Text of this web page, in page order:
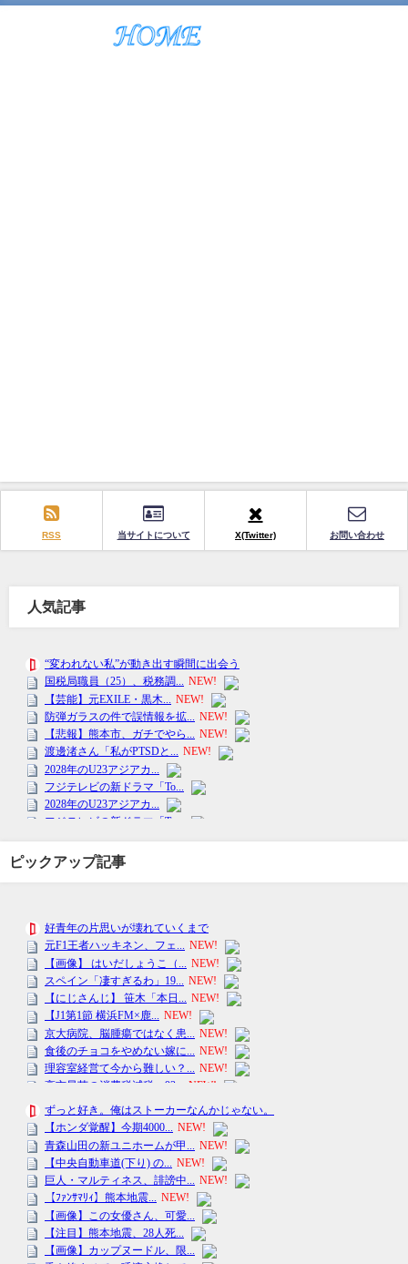
RSS 当サイトについて X(Twitter) お問い合わせ
人気記事
ピックアップ記事